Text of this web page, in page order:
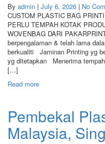
By admin | July 6, 2026 | No
CUSTOM PLASTIC BAG
PERLU TEMPAH KOTAK
WOVENBAG DARI
berpengalaman & telah lama
berkualiti Jaminan Printing yg
yg ditetapkan Menerima
[…]
Read more
Pembekal
Malaysia,